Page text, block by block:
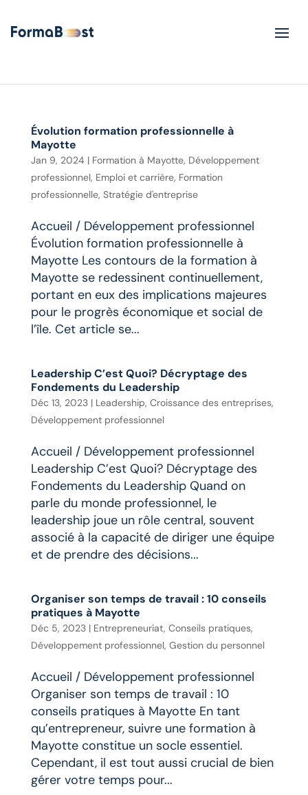
Évolution formation professionnelle à
Mayotte
Jan 9, 2024 | Formation à Mayotte, Développement
professionnel, Emploi et carrière, Formation
professionnelle, Stratégie d'entreprise
Accueil / Développement professionnel
Évolution formation professionnelle à
Mayotte Les contours de la formation à
Mayotte se redessinent continuellement,
portant en eux des implications majeures
pour le progrès économique et social de
l’île. Cet article se...
Leadership C’est Quoi? Décryptage des
Fondements du Leadership
Déc 13, 2023| Leadership, Croissance des entreprises,
Développement professionnel
Accueil / Développement professionnel
Leadership C’est Quoi? Décryptage des
Fondements du Leadership Quand on
parle du monde professionnel, le
leadership joue un rôle central, souvent
associé à la capacité de diriger une équipe
et de prendre des décisions...
Organiser son temps de travail : 10 conseils
pratiques à Mayotte
Déc 5, 2023| Entrepreneuriat, Conseils pratiques,
Développement professionnel, Gestion du personnel
Accueil / Développement professionnel
Organiser son temps de travail : 10
conseils pratiques à Mayotte En tant
qu’entrepreneur, suivre une formation à
Mayotte constitue un socle essentiel.
Cependant, il est tout aussi crucial de bien
gérer votre temps pour...